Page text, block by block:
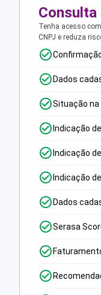
Consulta
Tenha acesso
CNPJ e reduza
Dados
Situação na
Indicação
Indicação
Indicação
Dados
Serasa